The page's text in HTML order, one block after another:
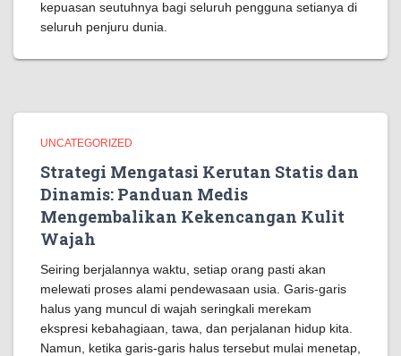
kepuasan seutuhnya bagi seluruh pengguna setianya di
seluruh penjuru dunia.
UNCATEGORIZED
Strategi Mengatasi Kerutan Statis dan
Dinamis: Panduan Medis
Mengembalikan Kekencangan Kulit
Wajah
Seiring berjalannya waktu, setiap orang pasti akan
melewati proses alami pendewasaan usia. Garis-garis
halus yang muncul di wajah seringkali merekam
ekspresi kebahagiaan, tawa, dan perjalanan hidup kita.
Namun, ketika garis-garis halus tersebut mulai menetap,